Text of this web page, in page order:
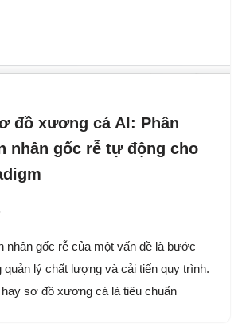
đồ xương cá AI: Phân
nhân gốc rễ tự động cho
nhân gốc rễ của một vấn đề là bước
quản lý chất lượng và cải tiến quy trình.
sơ đồ xương cá là tiêu chuẩn